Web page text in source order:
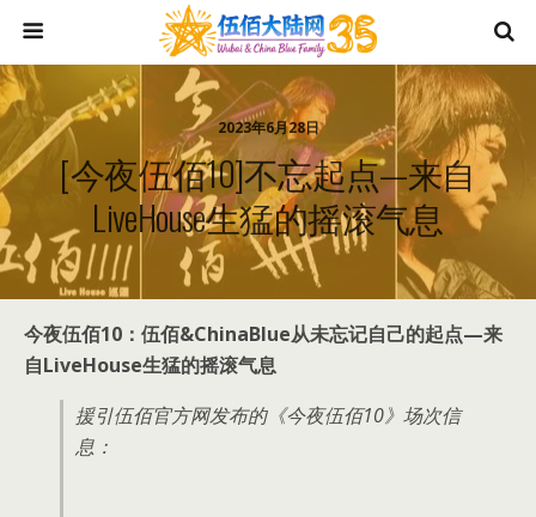
2023年6月28日
[今夜伍佰10]不忘起点—来自
LiveHouse生猛的摇滚气息
今夜伍佰10：伍佰&ChinaBlue从未忘记自己的起点—来
自LiveHouse生猛的摇滚气息
援引伍佰官方网发布的《今夜伍佰10》场次信
息：